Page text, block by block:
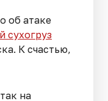
об атаке
сухогруз
К счастью,
на